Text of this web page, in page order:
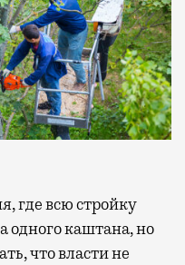
одного каштана, но
что власти не